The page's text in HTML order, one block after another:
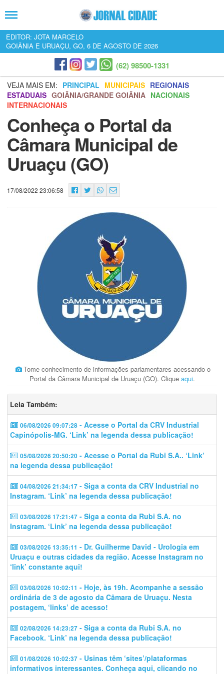
EDITOR: JOTA MARCELO
GOIÂNIA E URUAÇU, GO, 6 DE AGOSTO DE 2026
(62) 98500-1331
VEJA MAIS EM: PRINCIPAL MUNICIPAIS REGIONAIS
ESTADUAIS GOIÂNIA/GRANDE GOIÂNIA NACIONAIS
INTERNACIONAIS
Conheça o Portal da
Câmara Municipal de
Uruaçu (GO)
17/08/2022 23:06:58
Tome conhecimento de informações parlamentares acessando o
Portal da Câmara Municipal de Uruaçu (GO). Cliqueaqui.
Leia Também:
06/08/2026 09:07:28 - Acesse o Portal da CRV Industrial
Capinópolis-MG. ‘Link’ na legenda dessa publicação!
05/08/2026 20:50:20 - Acesse o Portal da Rubi S.A.. ‘Link’
na legenda dessa publicação!
04/08/2026 21:34:17 - Siga a conta da CRV Industrial no
Instagram. ‘Link’ na legenda dessa publicação!
03/08/2026 17:21:47 - Siga a conta da Rubi S.A. no
Instagram. ‘Link’ na legenda dessa publicação!
03/08/2026 13:35:11 - Dr. Guilherme David - Urologia em
Uruaçu e outras cidades da região. Acesse Instagram no
‘link’ constante aqui!
03/08/2026 10:02:11 - Hoje, às 19h. Acompanhe a sessão
ordinária de 3 de agosto da Câmara de Uruaçu. Nesta
postagem, ‘links’ de acesso!
02/08/2026 14:23:27 - Siga a conta da Rubi S.A. no
Facebook. ‘Link’ na legenda dessa publicação!
01/08/2026 10:02:37 - Usinas têm ‘sites’/plataformas
informativos interessantes. Conheça aqui, clicando no